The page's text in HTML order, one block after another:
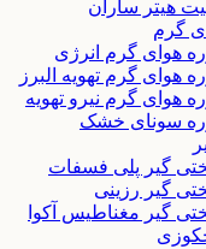
هیتر ساران
گرم
هوای گرم انرژی
هوای گرم تهویه البرز
هوای گرم نیرو تهویه
سونای خشک
گیر پلی فسفات
گیر رزینی
گیر مغناطیس آکوا